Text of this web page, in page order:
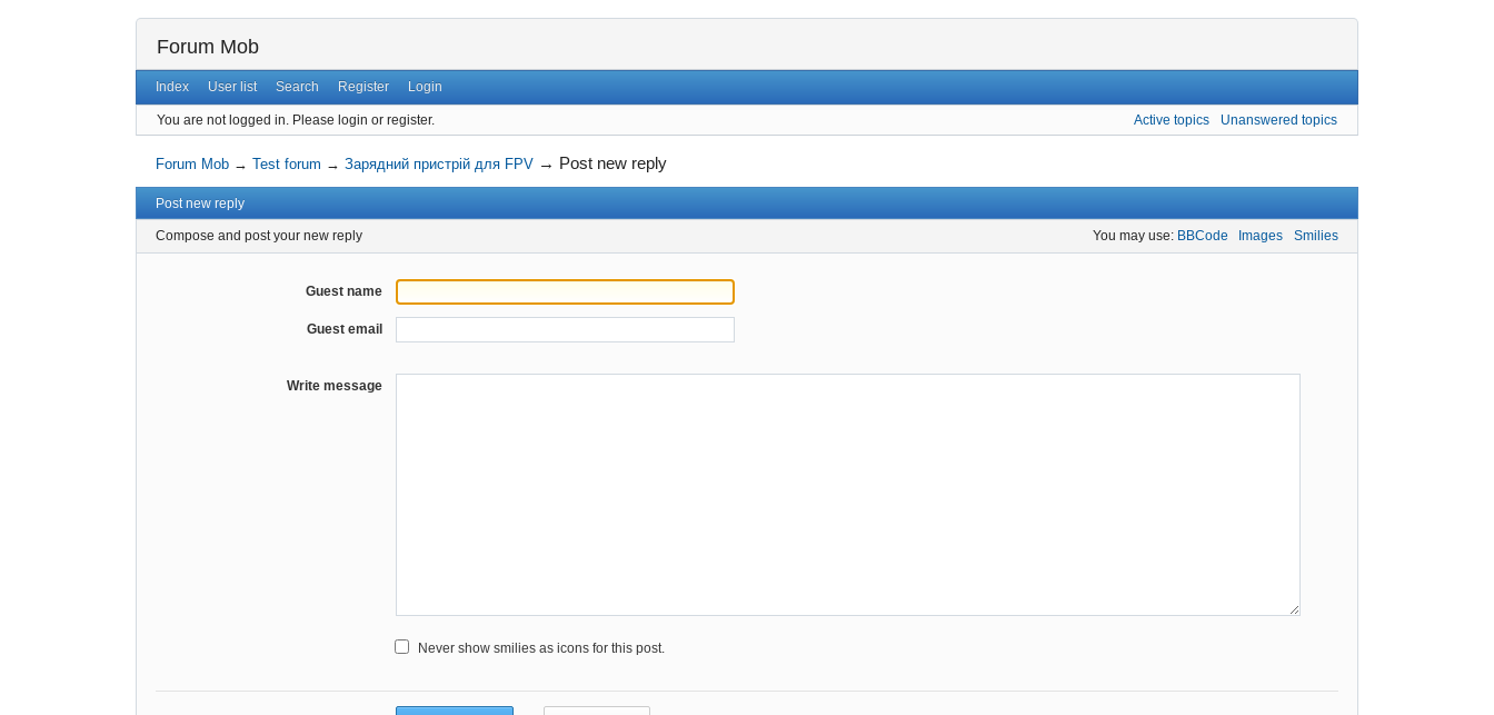
Forum Mob
Index User list Search Register Login
You are not logged in. Please login or register. Active topics Unanswered topics
Forum Mob →Test forum →Зарядний пристрій для FPV → Post new reply
Post new reply
Compose and post your new reply You may use: BBCode Images Smilies
Guest name
Guest email
Write message
Never show smilies as icons for this post.